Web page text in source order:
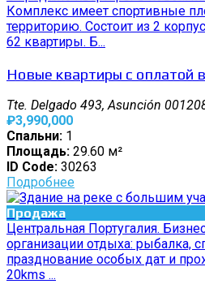
Комплекс имеет спортивные
территорию. Состоит из 2
62 квартиры. Б...
Новые квартиры с оплатой
Tte. Delgado 493, Asunción
₽3,990,000
Спальни: 1
Площадь: 29.60 м²
ID Code: 30263
Подробнее
Продажа
Центральная Португалия.
организации отдыха: рыбалка,
празднование особых дат и
20kms ...